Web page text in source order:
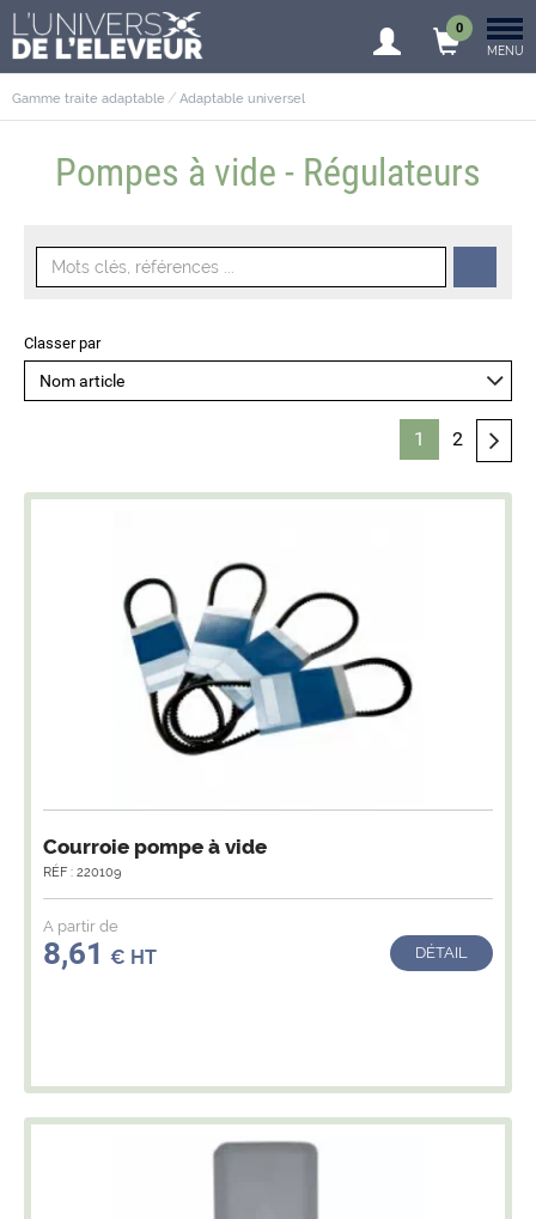
0
MENU
Gamme traite adaptable Adaptable universel
Pompes à vide - Régulateurs
Classer par
1 2
Courroie pompe à vide
RÉF : 220109
A partir de
8,61 € HT DÉTAIL